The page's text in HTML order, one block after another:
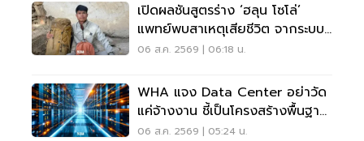
เปิดผลชันสูตรร่าง ‘ฮลุน โซโล่’
แพทย์พบสาเหตุเสียชีวิต จากระบบ
หัวใจล้มเหลว
06 ส.ค. 2569 | 06:18 น.
WHA แจง Data Center อย่าวัด
แค่จ้างงาน ชี้เป็นโครงสร้างพื้นฐาน
เศรษฐกิจดิจิทัล
06 ส.ค. 2569 | 05:24 น.